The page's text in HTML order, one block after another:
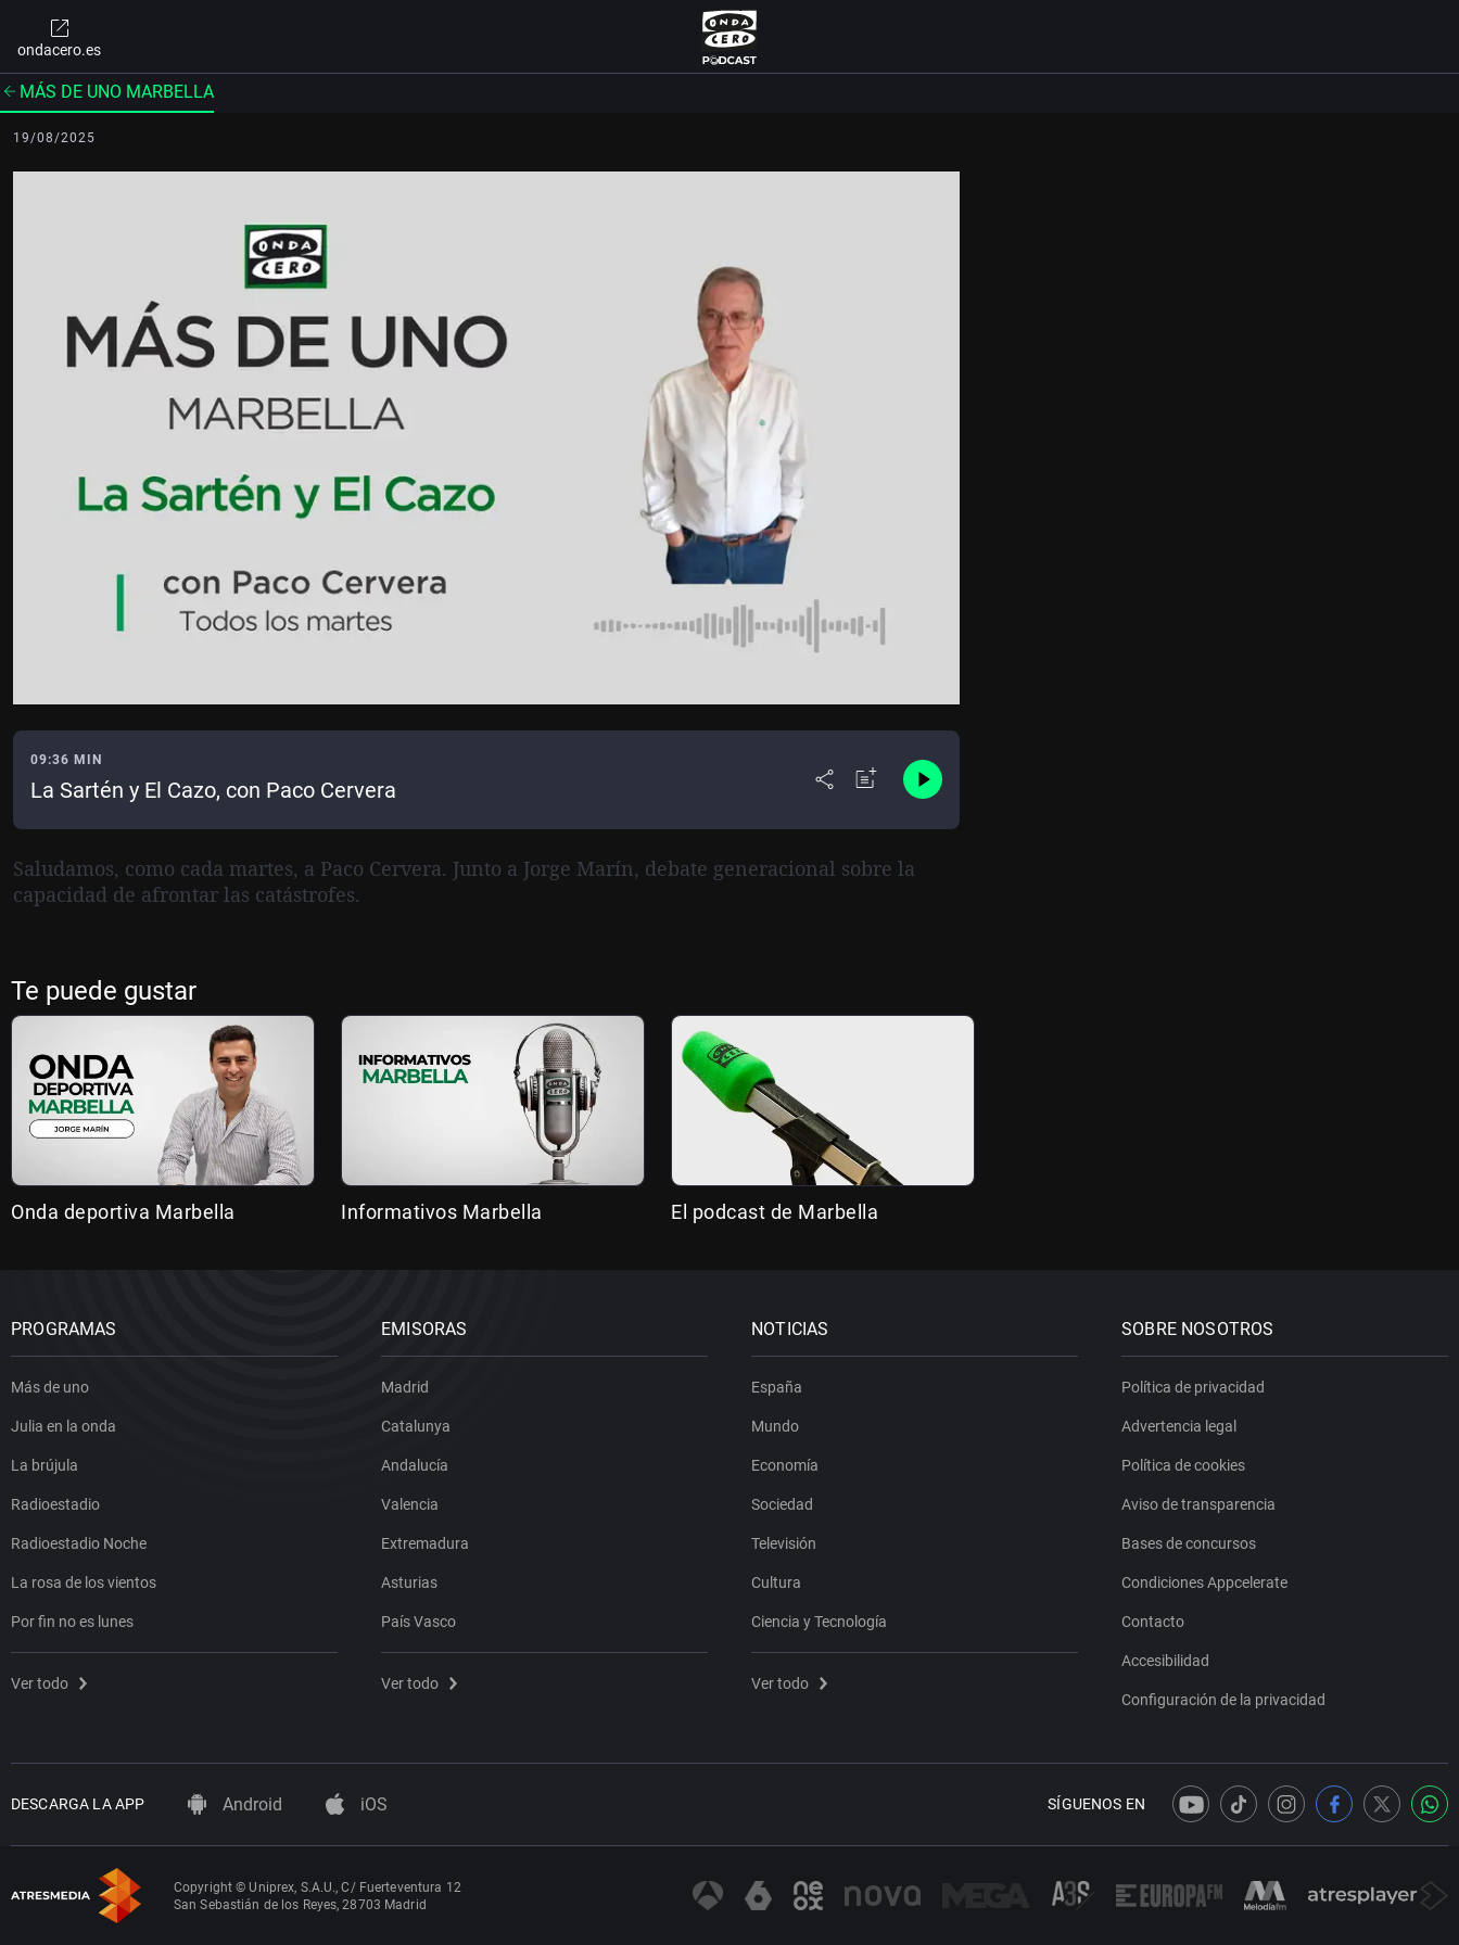
ondacero.es
MÁS DE UNO MARBELLA
19/08/2025
09:36 MIN
La Sartén y El Cazo, con Paco Cervera
Saludamos, como cada martes, a Paco Cervera. Junto a Jorge Marín, debate generacional sobre la
capacidad de afrontar las catástrofes.
Te puede gustar
Onda deportiva Marbella Informativos Marbella El podcast de Marbella
PROGRAMAS
Más de uno
Julia en la onda
La brújula
Radioestadio
Radioestadio Noche
La rosa de los vientos
Por fin no es lunes
Ver todo
EMISORAS
Madrid
Catalunya
Andalucía
Valencia
Extremadura
Asturias
País Vasco
Ver todo
NOTICIAS
España
Mundo
Economía
Sociedad
Televisión
Cultura
Ciencia y Tecnología
Ver todo
SOBRE NOSOTROS
Política de privacidad
Advertencia legal
Política de cookies
Aviso de transparencia
Bases de concursos
Condiciones Appcelerate
Contacto
Accesibilidad
Configuración de la privacidad
DESCARGA LA APP Android iOS SÍGUENOS EN
Copyright © Uniprex, S.A.U., C/ Fuerteventura 12
San Sebastián de los Reyes, 28703 Madrid